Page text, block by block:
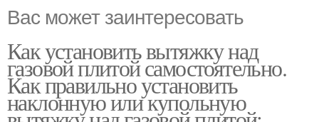
Вас может заинтересовать
Как установить вытяжку над
газовой плитой самостоятельно.
Как правильно установить
наклонную или купольную